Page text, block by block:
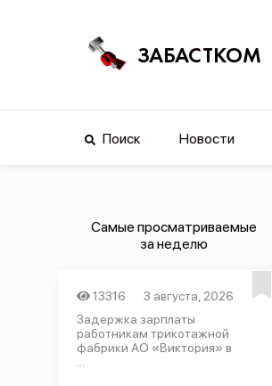
ЗАБАСТКОМ
Поиск Новости
Самые просматриваемые
за неделю
13316
3 августа, 2026
Задержка зарплаты
работникам трикотажной
фабрики АО «Виктория» в